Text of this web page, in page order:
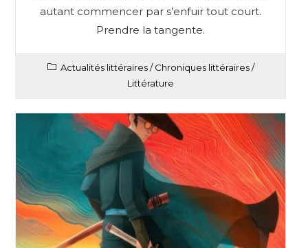
autant commencer par s’enfuir tout court.
Prendre la tangente.
Actualités littéraires/Chroniques littéraires/
Littérature